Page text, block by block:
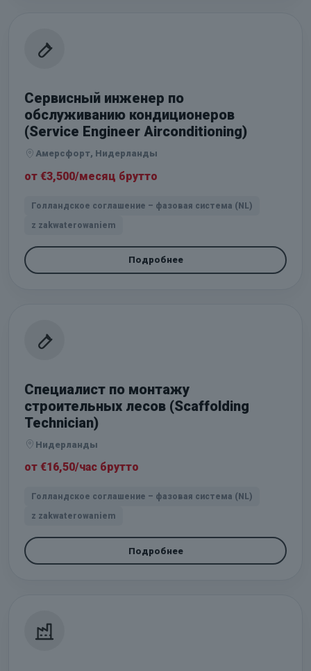
Сервисный инженер по
обслуживанию кондиционеров
(Service Engineer Airconditioning)
Амерсфорт, Нидерланды
от €3,500/месяц брутто
Голландское соглашение – фазовая система (NL)
z zakwaterowaniem
Подробнее
Специалист по монтажу
строительных лесов (Scaffolding
Technician)
Нидерланды
от €16,50/час брутто
Голландское соглашение – фазовая система (NL)
z zakwaterowaniem
Подробнее